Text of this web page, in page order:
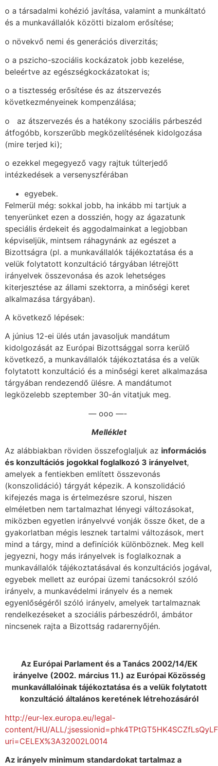
o a társadalmi kohézió javítása, valamint a munkáltató
és a munkavállalók közötti bizalom erősítése;
o növekvő nemi és generációs diverzitás;
o a pszicho-szociális kockázatok jobb kezelése,
beleértve az egészségkockázatokat is;
o a tisztesség erősítése és az átszervezés
következményeinek kompenzálása;
o az átszervezés és a hatékony szociális párbeszéd
átfogóbb, korszerűbb megközelítésének kidolgozása
(mire terjed ki);
o ezekkel megegyező vagy rajtuk túlterjedő
intézkedések a versenyszférában
egyebek.
Felmerül még: sokkal jobb, ha inkább mi tartjuk a
tenyerünket ezen a dosszién, hogy az ágazatunk
speciális érdekeit és aggodalmainkat a legjobban
képviseljük, mintsem ráhagynánk az egészet a
Bizottságra (pl. a munkavállalók tájékoztatása és a
velük folytatott konzultáció tárgyában létrejött
irányelvek összevonása és azok lehetséges
kiterjesztése az állami szektorra, a minőségi keret
alkalmazása tárgyában).
A következő lépések:
A június 12-ei ülés után javasoljuk mandátum
kidolgozását az Európai Bizottsággal sorra kerülő
következő, a munkavállalók tájékoztatása és a velük
folytatott konzultáció és a minőségi keret alkalmazása
tárgyában rendezendő ülésre. A mandátumot
legközelebb szeptember 30-án vitatjuk meg.
— ooo —-
Melléklet
Az alábbiakban röviden összefoglaljuk az információs
és konzultációs jogokkal foglalkozó 3 irányelvet,
amelyek a fentiekben említett összevonás
(konszolidáció) tárgyát képezik. A konszolidáció
kifejezés maga is értelmezésre szorul, hiszen
elméletben nem tartalmazhat lényegi változásokat,
miközben egyetlen irányelvvé vonják össze őket, de a
gyakorlatban mégis lesznek tartalmi változások, mert
mind a tárgy, mind a definíciók különböznek. Meg kell
jegyezni, hogy más irányelvek is foglalkoznak a
munkavállalók tájékoztatásával és konzultációs jogával,
egyebek mellett az európai üzemi tanácsokról szóló
irányelv, a munkavédelmi irányelv és a nemek
egyenlőségéről szóló irányelv, amelyek tartalmaznak
rendelkezéseket a szociális párbeszédről, ámbátor
nincsenek rajta a Bizottság radarernyőjén.
Az Európai Parlament és a Tanács 2002/14/EK
irányelve (2002. március 11.) az Európai Közösség
munkavállalóinak tájékoztatása és a velük folytatott
konzultáció általános keretének létrehozásáról
http://eur-lex.europa.eu/legal-
content/HU/ALL/
uri=CELEX%3A32002L0014
Az irányelv minimum standardokat tartalmaz a